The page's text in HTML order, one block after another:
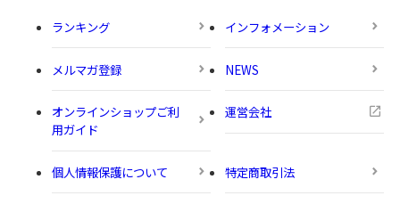
ランキング インフォメーション
メルマガ登録 NEWS
オンラインショップご利
用ガイド
運営会社
個人情報保護について 特定商取引法